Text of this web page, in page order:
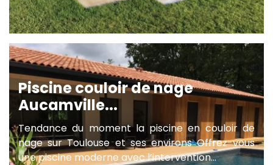
Piscine couloir de nage
Aucamville...
Tendance du moment la piscine en couloir de
nage sur Toulouse et ses environs Offrez-vous
une piscine moderne avec l’intervention...